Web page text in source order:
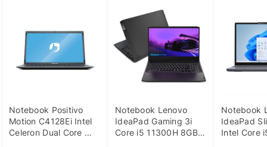
Notebook Positivo
Motion C4128Ei Intel
Celeron Dual Core
Notebook Lenovo
IdeaPad Gaming 3i
Core i5 11300H 8GB
Notebook
IdeaPad
Intel Core